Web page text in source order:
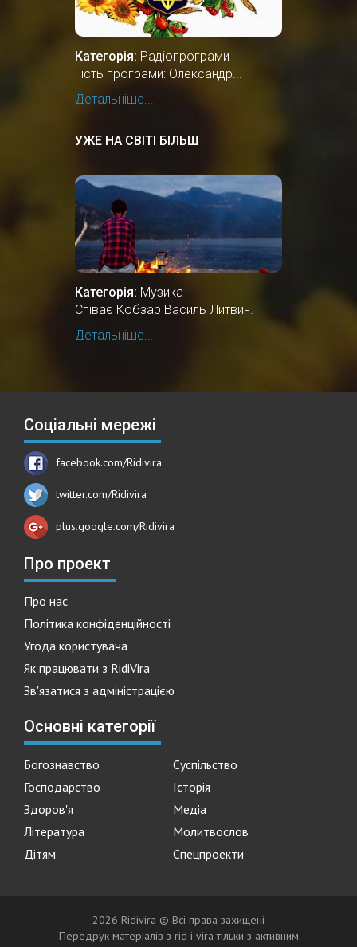
Категорія: Радіопрограми
Гість програми: Олександр...
Детальніше...
УЖЕ НА СВІТІ БІЛЬШ
Категорія: Музика
Співає Кобзар Василь Литвин.
Детальніше...
Соціальні мережі
facebook.com/Ridivira
twitter.com/Ridivira
plus.google.com/Ridivira
Про проект
Про нас
Політика конфіденційності
Угода користувача
Як працювати з RidiVira
Зв'язатися з адміністрацією
Основні категорії
Богознавство
Суспільство
Господарство
Історія
Здоров'я
Медіа
Література
Молитвослов
Дітям
Спецпроекти
2026 Ridivira © Всі права захищені
Передрук матеріалів з rid i vira тільки з активним